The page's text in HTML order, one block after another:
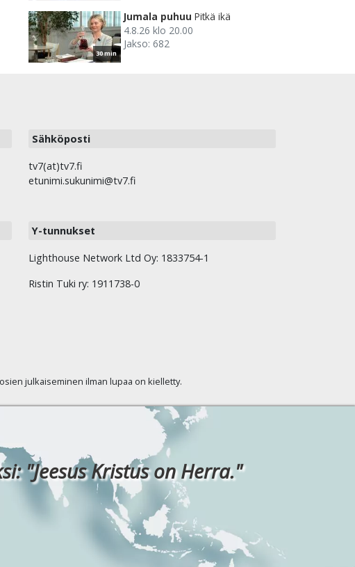
30 min
Jumala puhuu Pitkä ikä
4.8.26 klo 20.00
Jakso: 682
Sähköposti
tv7(at)tv7.fi
etunimi.sukunimi@tv7.fi
Y-tunnukset
Lighthouse Network Ltd Oy: 1833754-1
Ristin Tuki ry: 1911738-0
julkaiseminen ilman lupaa on kielletty.
"Jeesus Kristus on Herra."